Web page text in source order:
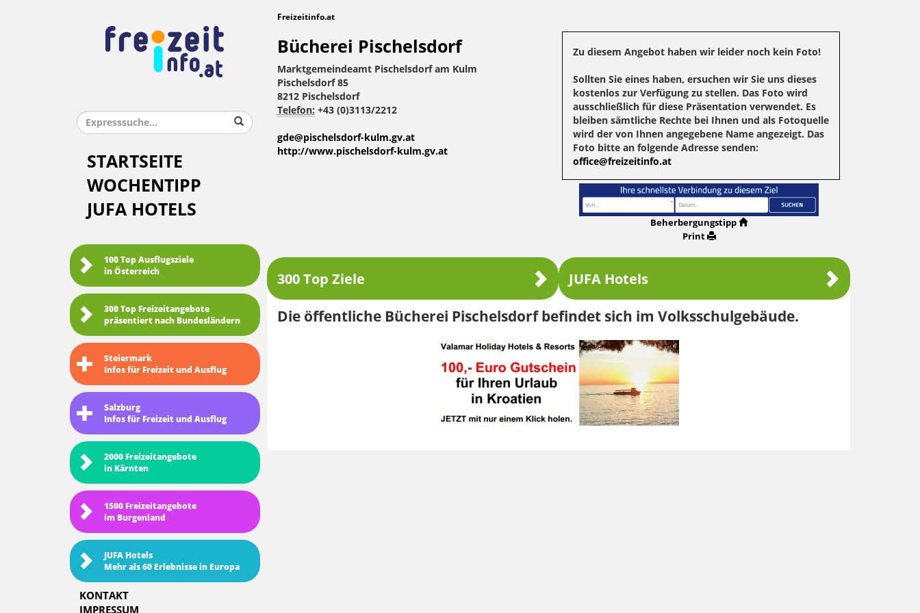
STARTSEITE
WOCHENTIPP
JUFA HOTELS
100 Top Ausflugsziele
in Österreich
300 Top Freizeitangebote
präsentiert nach Bundesländern
Steiermark
Infos für Freizeit und Ausflug
Salzburg
Infos für Freizeit und Ausflug
2000 Freizeitangebote
in Kärnten
1500 Freizeitangebote
im Burgenland
JUFA Hotels
Mehr als 60 Erlebnisse in Europa
KONTAKT
IMPRESSUM
Freizeitinfo.at
Bücherei Pischelsdorf
Marktgemeindeamt Pischelsdorf am Kulm
Pischelsdorf 85
8212 Pischelsdorf
Telefon: +43 (0)3113/2212
gde@pischelsdorf-kulm.gv.at
http://www.pischelsdorf-kulm.gv.at
Zu diesem Angebot haben wir leider noch kein Foto!
Sollten Sie eines haben, ersuchen wir Sie uns dieses
kostenlos zur Verfügung zu stellen. Das Foto wird
ausschließlich für diese Präsentation verwendet. Es
bleiben sämtliche Rechte bei Ihnen und als Fotoquelle
wird der von Ihnen angegebene Name angezeigt. Das
Foto bitte an folgende Adresse senden:
office@freizeitinfo.at
Beherbergungstipp
Print
300 Top Ziele JUFA Hotels
Die öffentliche Bücherei Pischelsdorf befindet sich im Volksschulgebäude.